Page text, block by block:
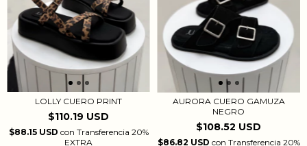
LOLLY CUERO PRINT
$110.19 USD
$88.15 USD con Transferencia 20%
EXTRA
AURORA CUERO GAMUZA
NEGRO
$108.52 USD
$86.82 USD con Transferencia 20%